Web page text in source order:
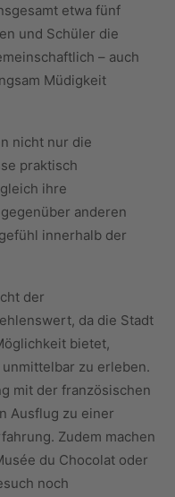
etwa fünf
und Schüler die
– auch
Müdigkeit
nicht nur die
praktisch
ihre
anderen
innerhalb der
der
da die Stadt
bietet,
zu erleben.
mit der französischen
Ausflug zu einer
Zudem machen
du Chocolat oder
noch